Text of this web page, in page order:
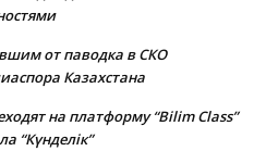
от паводка в СКО
Казахстана
на платформу “Bilim Class”
“Күнделік”